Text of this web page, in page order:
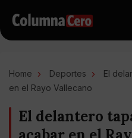
Home Deportes
El
en el Rayo Vallecano
El delantero